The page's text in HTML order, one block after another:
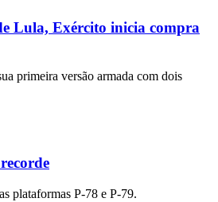
Lula, Exército inicia compra
primeira versão armada com dois
plataformas P-78 e P-79.